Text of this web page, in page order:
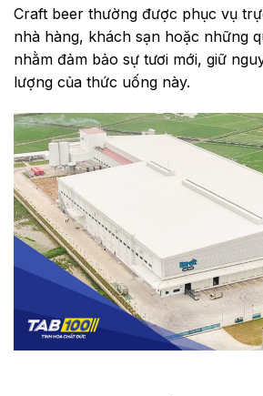
Craft beer thường được phục vụ
nhà hàng, khách sạn hoặc những
nhằm đảm bảo sự tươi mới, giữ
lượng của thức uống này.